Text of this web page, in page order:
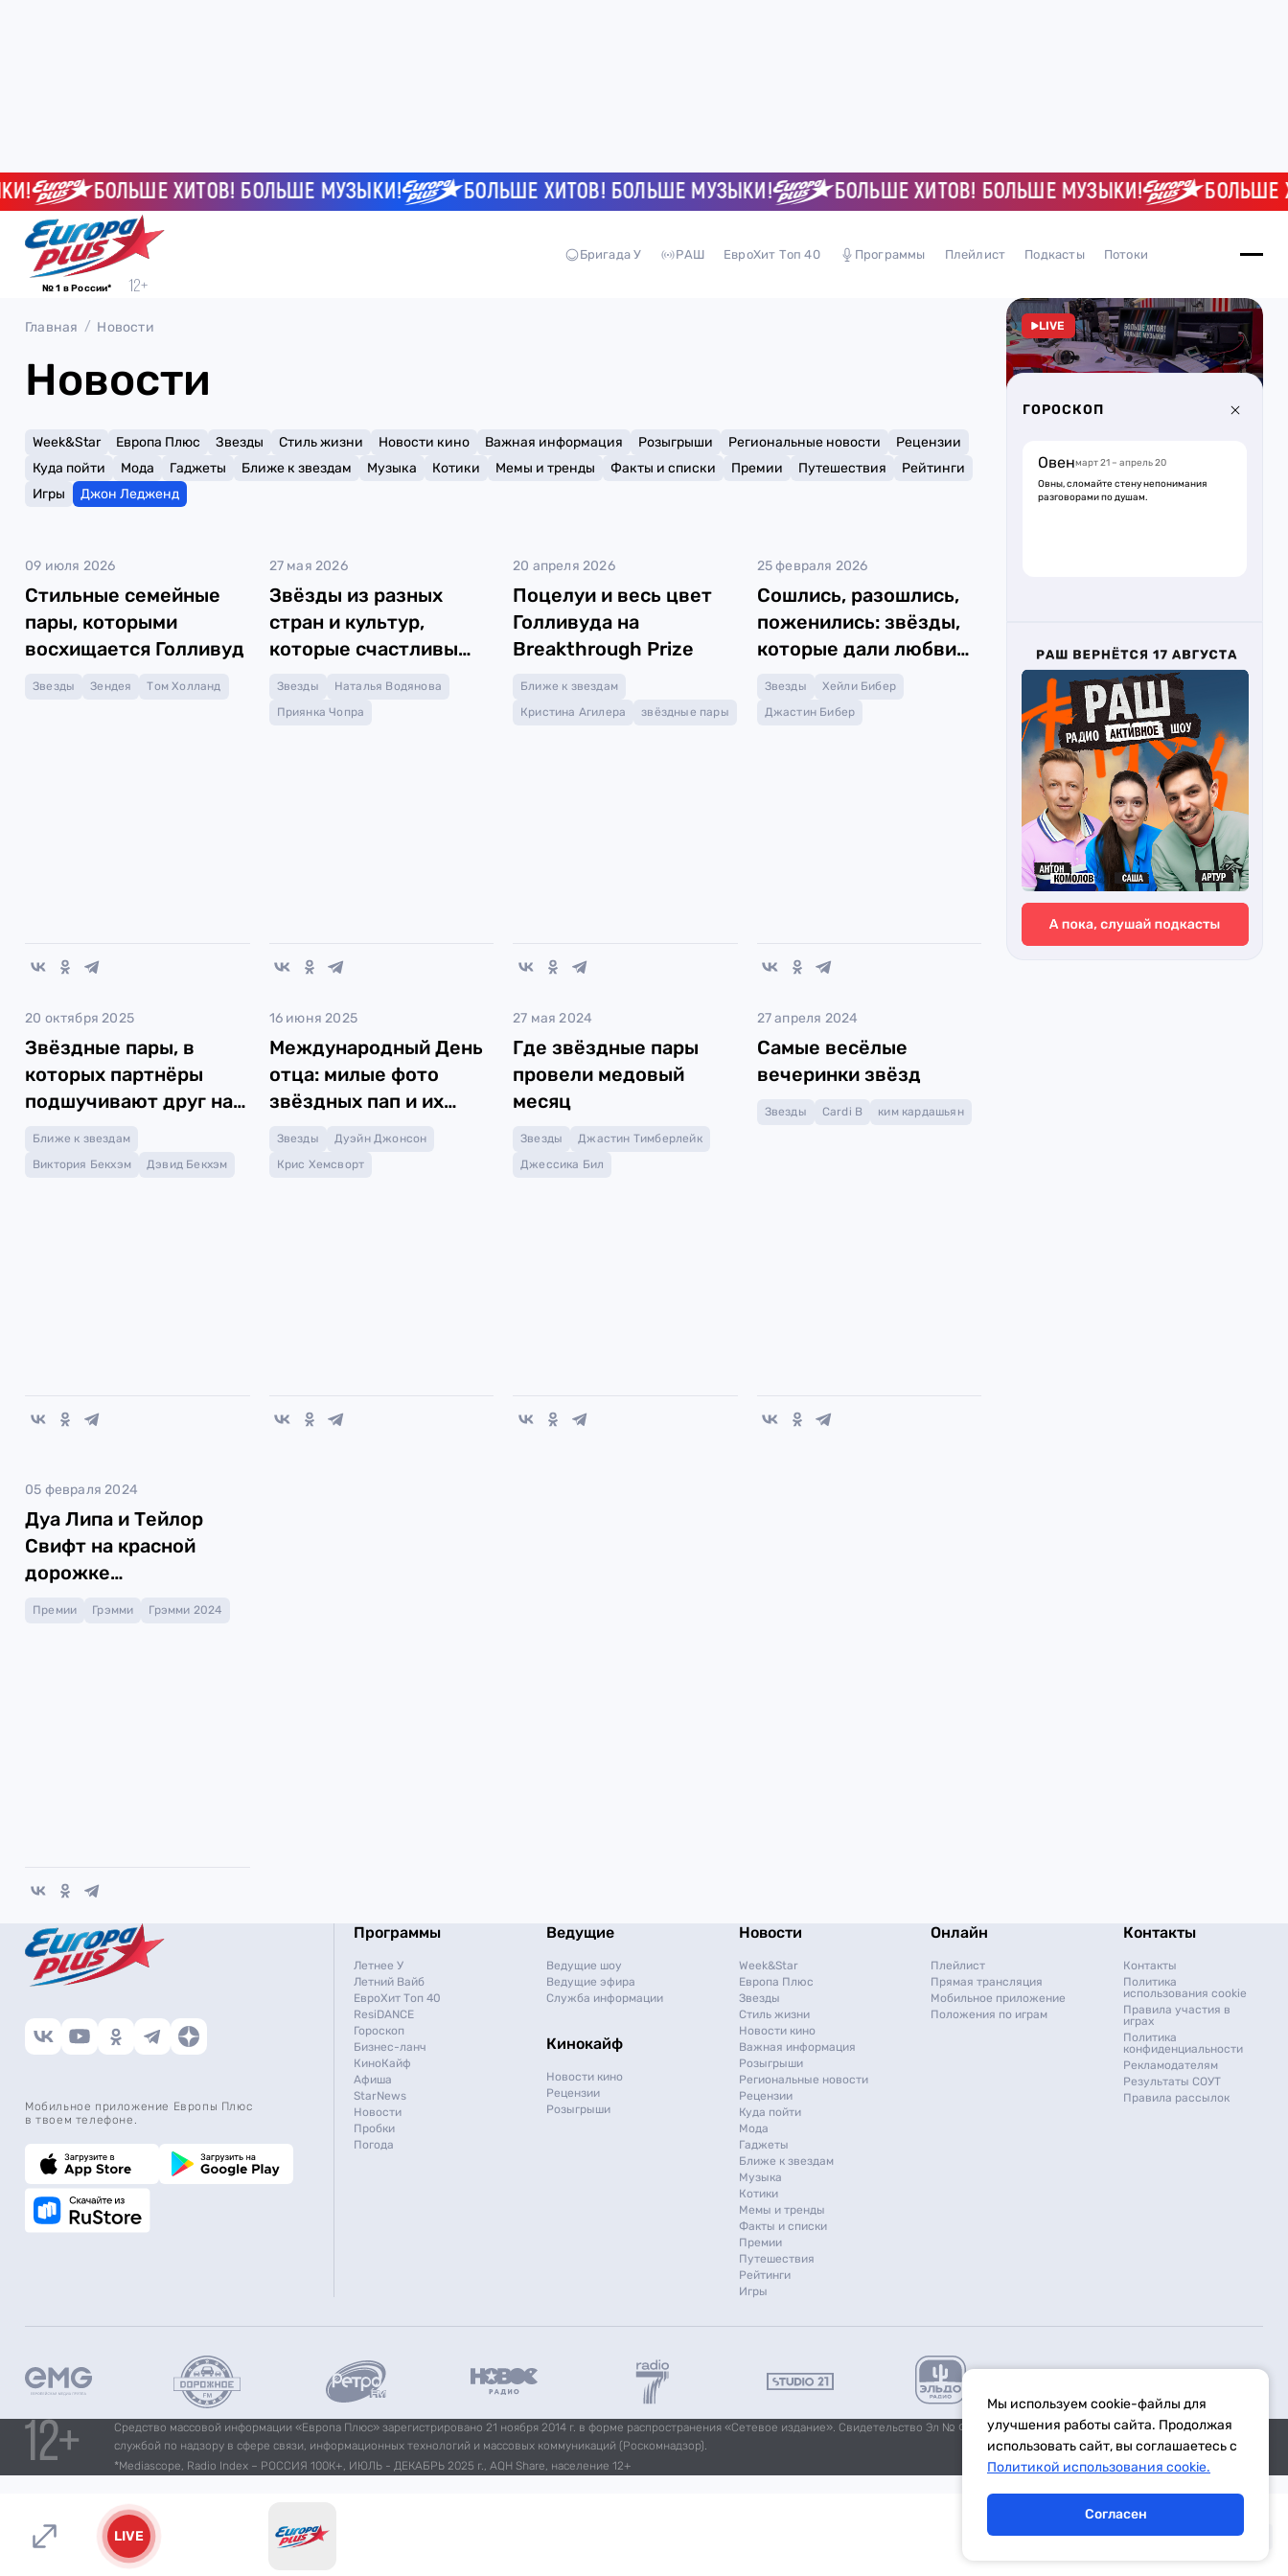
БОЛЬШЕ ХИТОВ! БОЛЬШЕ МУЗЫКИ! БОЛЬШЕ ХИТОВ! БОЛЬШЕ МУЗЫКИ! БОЛЬШЕ ХИТОВ! БОЛЬШЕ МУЗЫКИ! БОЛЬШЕ
№ 1 в России*
Бригада У РАШ ЕвроХит Топ 40 Программы Плейлист Подкасты Потоки
Главная Новости
Новости
Week&Star Европа Плюс Звезды Стиль жизни Новости кино Важная информация Розыгрыши Региональные новости
Рецензии
Куда пойти
Мода Гаджеты Ближе к звездам Музыка Котики Мемы и тренды Факты и списки Премии Путешествия
Рейтинги
Игры
Джон Ледженд
09 июля 2026
Стильные семейные
пары, которыми
восхищается Голливуд
Звезды Зендея Том Холланд
27 мая 2026
Звёзды из разных
стран и культур,
которые счастливы
вместе
Звезды
Наталья Водянова
Приянка Чопра
20 апреля 2026
Поцелуи и весь цвет
Голливуда на
Breakthrough Prize
Ближе к звездам
Кристина Агилера
звёздные пары
25 февраля 2026
Сошлись, разошлись,
поженились: звёзды,
которые дали любви
второй шанс
Звезды
Хейли Бибер
Джастин Бибер
20 октября 2025
Звёздные пары, в
которых партнёры
подшучивают друг над
другом
Ближе к звездам
Виктория Бекхэм
Дэвид Бекхэм
16 июня 2025
Международный День
отца: милые фото
звёздных пап и их
детей
Звезды
Дуэйн Джонсон
Крис Хемсворт
27 мая 2024
Где звёздные пары
провели медовый
месяц
Звезды
Джастин Тимберлейк
Джессика Бил
27 апреля 2024
Самые весёлые
вечеринки звёзд
Звезды Cardi B ким кардашьян
05 февраля 2024
Дуа Липа и Тейлор
Свифт на красной
дорожке
«Грэмми-2024»
Премии Грэмми Грэмми 2024
LIVE
ГОРОСКОП
Овенмарт 21 – апрель 20
Овны, сломайте стену непонимания
разговорами по душам.
Мобильное приложение Европы Плюс
в твоем телефоне.
Программы
Летнее У
Летний Вайб
ЕвроХит Топ 40
ResiDANCE
Гороскоп
Бизнес-ланч
КиноКайф
Афиша
StarNews
Новости
Пробки
Погода
Ведущие
Ведущие шоу
Ведущие эфира
Служба информации
Кинокайф
Новости кино
Рецензии
Розыгрыши
Новости
Week&Star
Европа Плюс
Звезды
Стиль жизни
Новости кино
Важная информация
Розыгрыши
Региональные новости
Рецензии
Куда пойти
Мода
Гаджеты
Ближе к звездам
Музыка
Котики
Мемы и тренды
Факты и списки
Премии
Путешествия
Рейтинги
Игры
Онлайн
Плейлист
Прямая трансляция
Мобильное приложение
Положения по играм
Контакты
Контакты
Политика
использования cookie
Правила участия в
играх
Политика
конфиденциальности
Рекламодателям
Результаты СОУТ
Правила рассылок
Средство массовой информации «Европа Плюс» зарегистрировано 21 ноября 2014 г. в форме распространения «Сетевое издание». Свидетельство Эл № ФС77-59972 от 21.11.2014 выдано Федеральной
службой по надзору в сфере связи, информационных технологий и массовых коммуникаций (Роскомнадзор).
*Mediascope, Radio Index – РОССИЯ 100К+, ИЮЛЬ - ДЕКАБРЬ 2025 г., AQH Share, население 12+
LIVE
Мы используем cookie-файлы для
улучшения работы сайта. Продолжая
использовать сайт, вы соглашаетесь с
Политикой использования cookie.
Согласен